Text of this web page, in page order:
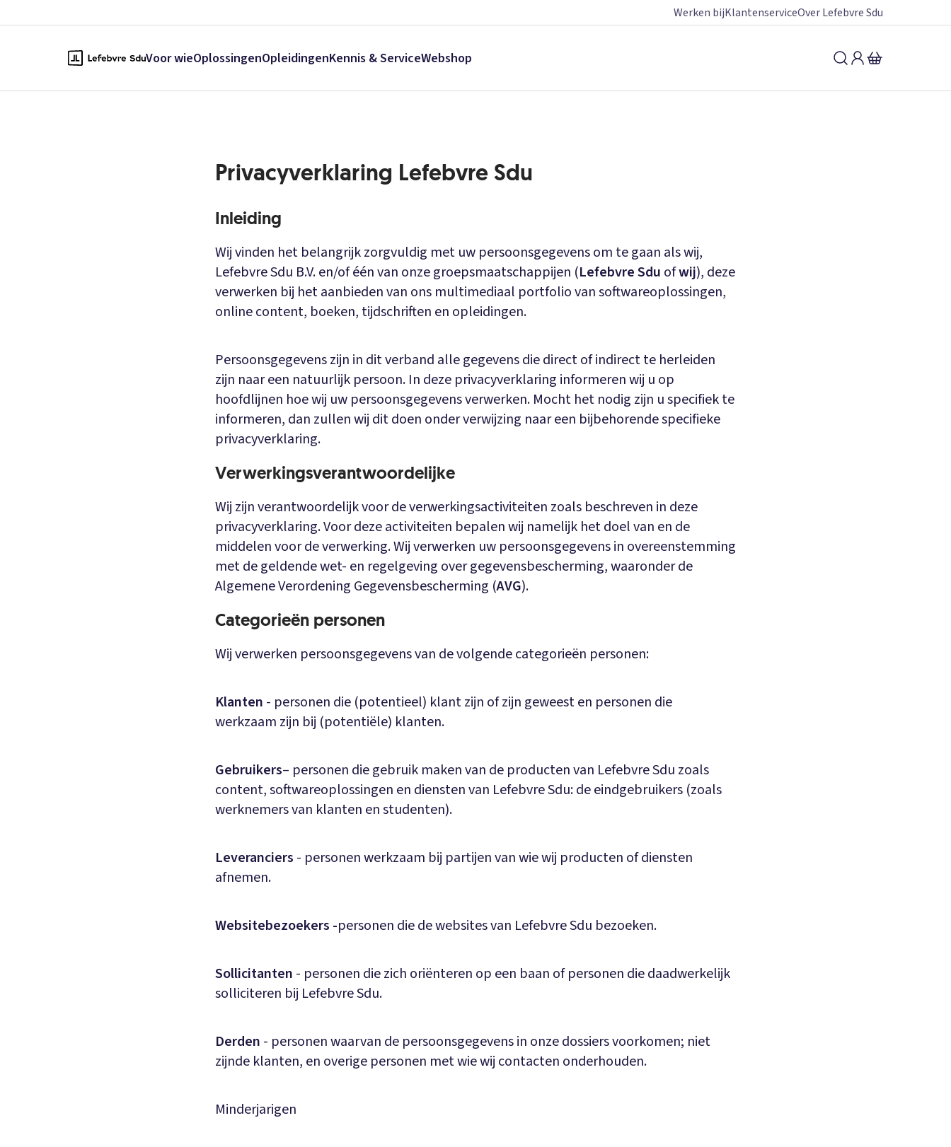
Werken bijKlantenserviceOver Lefebvre Sdu
Voor wieOplossingenOpleidingenKennis & ServiceWebshop
Privacyverklaring Lefebvre Sdu
Inleiding
Wij vinden het belangrijk zorgvuldig met uw persoonsgegevens om te gaan als wij,
Lefebvre Sdu B.V. en/of één van onze groepsmaatschappijen (Lefebvre Sdu ofwij), deze
verwerken bij het aanbieden van ons multimediaal portfolio van softwareoplossingen,
online content, boeken, tijdschriften en opleidingen.
Persoonsgegevens zijn in dit verband alle gegevens die direct of indirect te herleiden
zijn naar een natuurlijk persoon. In deze privacyverklaring informeren wij u op
hoofdlijnen hoe wij uw persoonsgegevens verwerken. Mocht het nodig zijn u specifiek te
informeren, dan zullen wij dit doen onder verwijzing naar een bijbehorende specifieke
privacyverklaring.
Verwerkingsverantwoordelijke
Wij zijn verantwoordelijk voor de verwerkingsactiviteiten zoals beschreven in deze
privacyverklaring. Voor deze activiteiten bepalen wij namelijk het doel van en de
middelen voor de verwerking. Wij verwerken uw persoonsgegevens in overeenstemming
met de geldende wet- en regelgeving over gegevensbescherming, waaronder de
Algemene Verordening Gegevensbescherming (AVG).
Categorieën personen
Wij verwerken persoonsgegevens van de volgende categorieën personen:
Klanten - personen die (potentieel) klant zijn of zijn geweest en personen die
werkzaam zijn bij (potentiële) klanten.
Gebruikers– personen die gebruik maken van de producten van Lefebvre Sdu zoals
content, softwareoplossingen en diensten van Lefebvre Sdu: de eindgebruikers (zoals
werknemers van klanten en studenten).
Leveranciers - personen werkzaam bij partijen van wie wij producten of diensten
afnemen.
Websitebezoekers -personen die de websites van Lefebvre Sdu bezoeken.
Sollicitanten - personen die zich oriënteren op een baan of personen die daadwerkelijk
solliciteren bij Lefebvre Sdu.
Derden - personen waarvan de persoonsgegevens in onze dossiers voorkomen; niet
zijnde klanten, en overige personen met wie wij contacten onderhouden.
Minderjarigen